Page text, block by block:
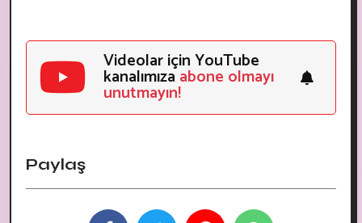
Videolar için YouTube
kanalımızaabone olmayı
unutmayın!
Paylaş